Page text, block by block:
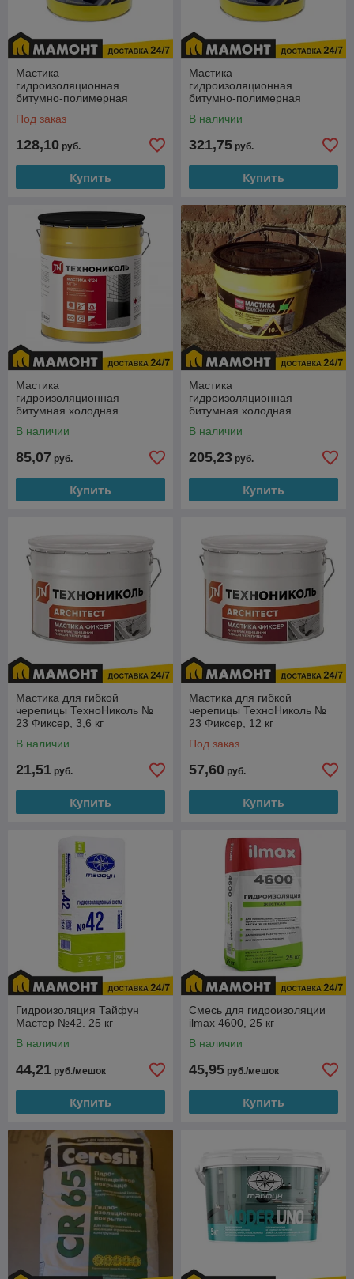
Мастика
гидроизоляционная
битумно-полимерная
МБПХ (МКТН) (20кг)
Под заказ
128,10 руб.
Купить
Мастика
гидроизоляционная
битумно-полимерная
МБПХ (МКТН) (50кг)
В наличии
321,75 руб.
Купить
Мастика
гидроизоляционная
битумная холодная
(20кг)
В наличии
85,07 руб.
Купить
Мастика
гидроизоляционная
битумная холодная
(50кг)
В наличии
205,23 руб.
Купить
Мастика для гибкой
черепицы ТехноНиколь №
23 Фиксер, 3,6 кг
В наличии
21,51 руб.
Купить
Мастика для гибкой
черепицы ТехноНиколь №
23 Фиксер, 12 кг
Под заказ
57,60 руб.
Купить
Гидроизоляция Тайфун
Мастер №42. 25 кг
В наличии
44,21 руб./мешок
Купить
Смесь для гидроизоляции
ilmax 4600, 25 кг
В наличии
45,95 руб./мешок
Купить